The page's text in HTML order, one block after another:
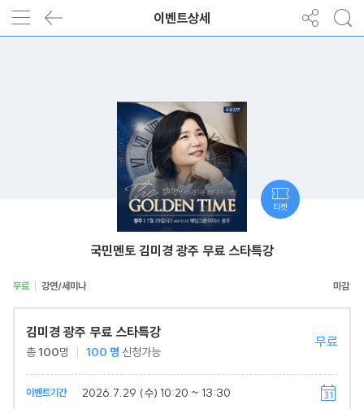
이벤트상세
국민멘토 김미경 광주 무료 스타특강
무료 강연/세미나
김미경 광주 무료 스타특강
총100명 100 명 신청가능
무료
이벤트기간 2026.7.29 (수) 10:20 ~ 13:30
티켓